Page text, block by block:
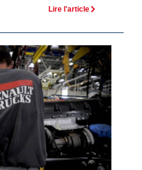
Lire l'article